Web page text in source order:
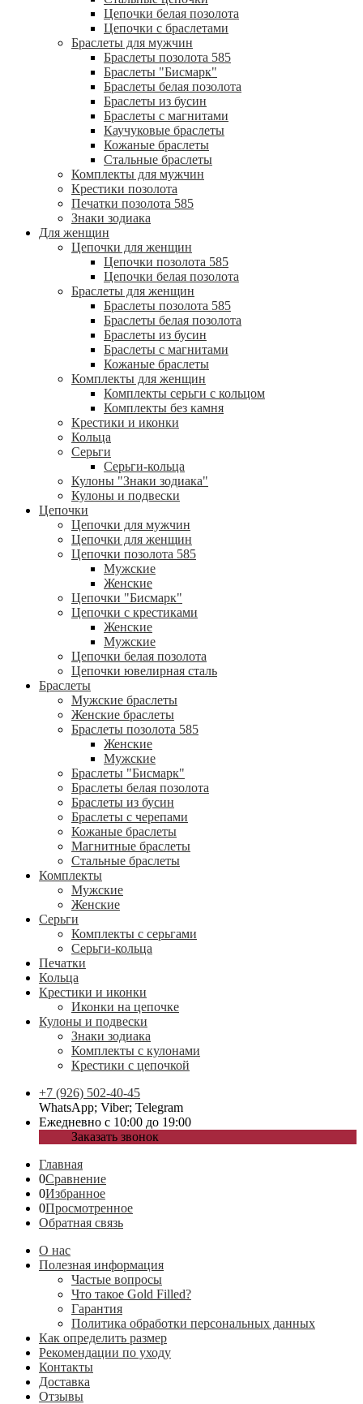
Цепочки белая позолота
Цепочки с браслетами
Браслеты для мужчин
Браслеты позолота 585
Браслеты "Бисмарк"
Браслеты белая позолота
Браслеты из бусин
Браслеты с магнитами
Каучуковые браслеты
Кожаные браслеты
Стальные браслеты
Комплекты для мужчин
Крестики позолота
Печатки позолота 585
Знаки зодиака
Для женщин
Цепочки для женщин
Цепочки позолота 585
Цепочки белая позолота
Браслеты для женщин
Браслеты позолота 585
Браслеты белая позолота
Браслеты из бусин
Браслеты с магнитами
Кожаные браслеты
Комплекты для женщин
Комплекты серьги с кольцом
Комплекты без камня
Крестики и иконки
Кольца
Серьги
Серьги-кольца
Кулоны "Знаки зодиака"
Кулоны и подвески
Цепочки
Цепочки для мужчин
Цепочки для женщин
Цепочки позолота 585
Мужские
Женские
Цепочки "Бисмарк"
Цепочки с крестиками
Женские
Мужские
Цепочки белая позолота
Цепочки ювелирная сталь
Браслеты
Мужские браслеты
Женские браслеты
Браслеты позолота 585
Женские
Мужские
Браслеты "Бисмарк"
Браслеты белая позолота
Браслеты из бусин
Браслеты с черепами
Кожаные браслеты
Магнитные браслеты
Стальные браслеты
Комплекты
Мужские
Женские
Серьги
Комплекты с серьгами
Серьги-кольца
Печатки
Кольца
Крестики и иконки
Иконки на цепочке
Кулоны и подвески
Знаки зодиака
Комплекты с кулонами
Крестики с цепочкой
+7 (926) 502-40-45
WhatsApp; Viber; Telegram
Ежедневно с 10:00 до 19:00
Заказать звонок
Главная
0Сравнение
0Избранное
0Просмотренное
Обратная связь
О нас
Полезная информация
Частые вопросы
Что такое Gold Filled?
Гарантия
Политика обработки персональных данных
Как определить размер
Рекомендации по уходу
Контакты
Доставка
Отзывы